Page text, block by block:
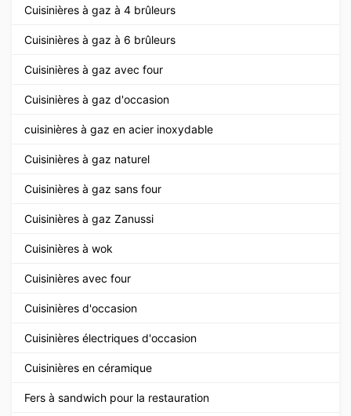
Cuisinières à gaz à 4 brûleurs
Cuisinières à gaz à 6 brûleurs
Cuisinières à gaz avec four
Cuisinières à gaz d'occasion
cuisinières à gaz en acier inoxydable
Cuisinières à gaz naturel
Cuisinières à gaz sans four
Cuisinières à gaz Zanussi
Cuisinières à wok
Cuisinières avec four
Cuisinières d'occasion
Cuisinières électriques d'occasion
Cuisinières en céramique
Fers à sandwich pour la restauration